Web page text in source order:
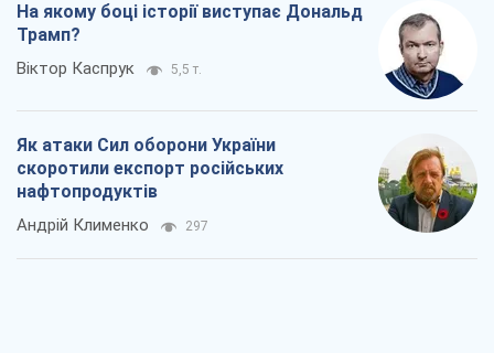
На якому боці історії виступає Дональд
Трамп?
Віктор Каспрук 5,5 т.
Як атаки Сил оборони України
скоротили експорт російських
нафтопродуктів
Андрій Клименко 297